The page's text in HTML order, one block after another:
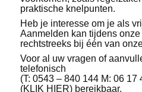
praktische knelpunten.
Heb je interesse om je als
Aanmelden kan tijdens
rechtstreeks bij één van
Voor al uw vragen of
telefonisch
(T: 0543 – 840 144 M: 06 17
(KLIK HIER)bereikbaar.